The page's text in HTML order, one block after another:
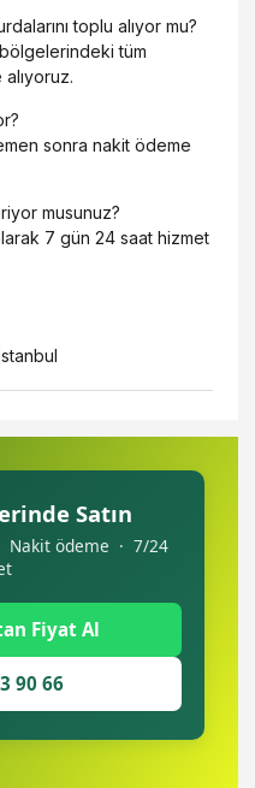
toplu alıyor mu?
tüm
sonra nakit ödeme
musunuz?
7 gün 24 saat hizmet
Satın
Nakit ödeme · 7/24
Fiyat Al
90 66